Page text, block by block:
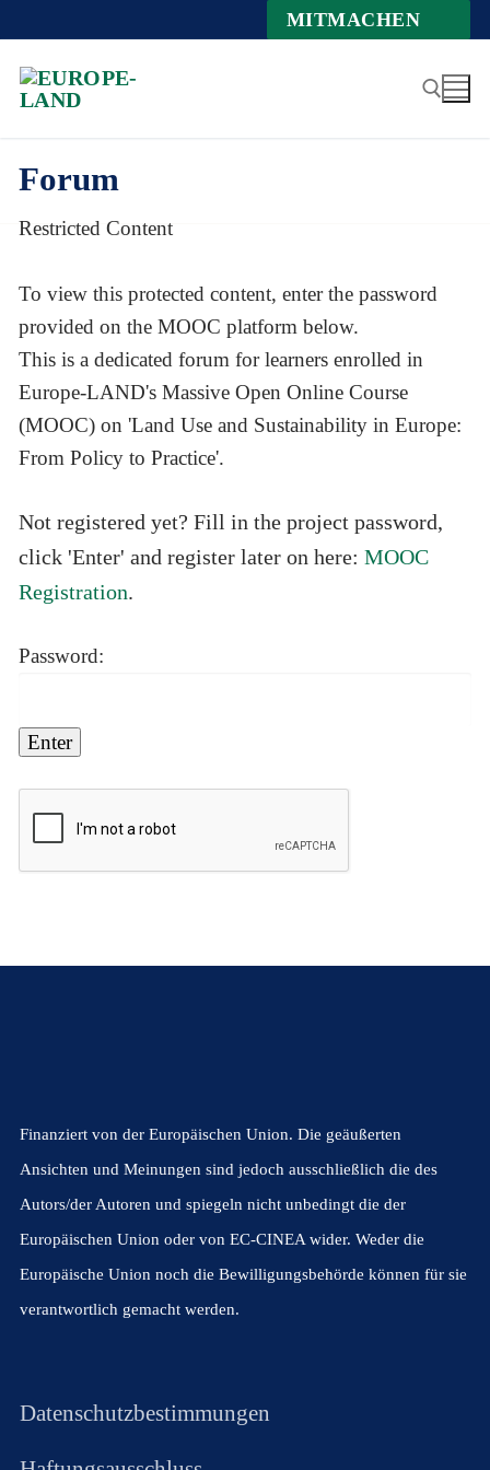
Inhalt
springen
MITMACHEN
Forum
Restricted Content
To view this protected content, enter the password
provided on the MOOC platform below.
This is a dedicated forum for learners enrolled in
Europe-LAND's Massive Open Online Course
(MOOC) on 'Land Use and Sustainability in Europe:
From Policy to Practice'.
Not registered yet? Fill in the project password,
click 'Enter' and register later on here:MOOC
Registration.
Password:
Finanziert von der Europäischen Union. Die geäußerten
Ansichten und Meinungen sind jedoch ausschließlich die des
Autors/der Autoren und spiegeln nicht unbedingt die der
Europäischen Union oder von EC-CINEA wider. Weder die
Europäische Union noch die Bewilligungsbehörde können für sie
verantwortlich gemacht werden.
Datenschutzbestimmungen